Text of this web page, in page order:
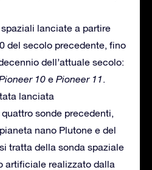
lanciate a partire
del secolo precedente, fino
dell’attuale secolo:
10 e Pioneer 11.
lanciata
sonde precedenti,
nano Plutone e del
tratta della sonda spaziale
artificiale realizzato dalla